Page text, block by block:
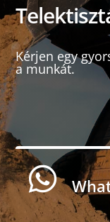
Kérjen egy
a munkát.
